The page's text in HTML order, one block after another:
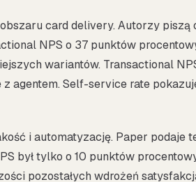
card delivery. Autorzy
NPS o 37 punktów
wariantów. Transactional
agentem. Self-service rate
i automatyzację. Paper podaje
był tylko o 10 punktów
pozostałych wdrożeń